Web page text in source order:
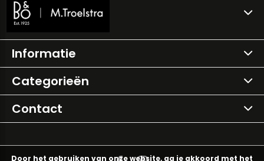
Informatie
Categorieën
Contact
Door het gebruiken van onze website, ga je akkoord met het